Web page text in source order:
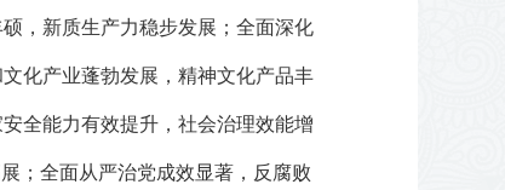
，新质生产力稳步发展；全面深化
化产业蓬勃发展，精神文化产品丰
全能力有效提升，社会治理效能增
；全面从严治党成效显著，反腐败